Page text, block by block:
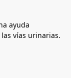
ayuda
vías urinarias.